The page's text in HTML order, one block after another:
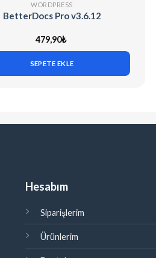
WORDPRESS
BetterDocs Pro v3.6.12
479,90₺
SEPETE EKLE
Hesabım
Siparişlerim
Ürünlerim